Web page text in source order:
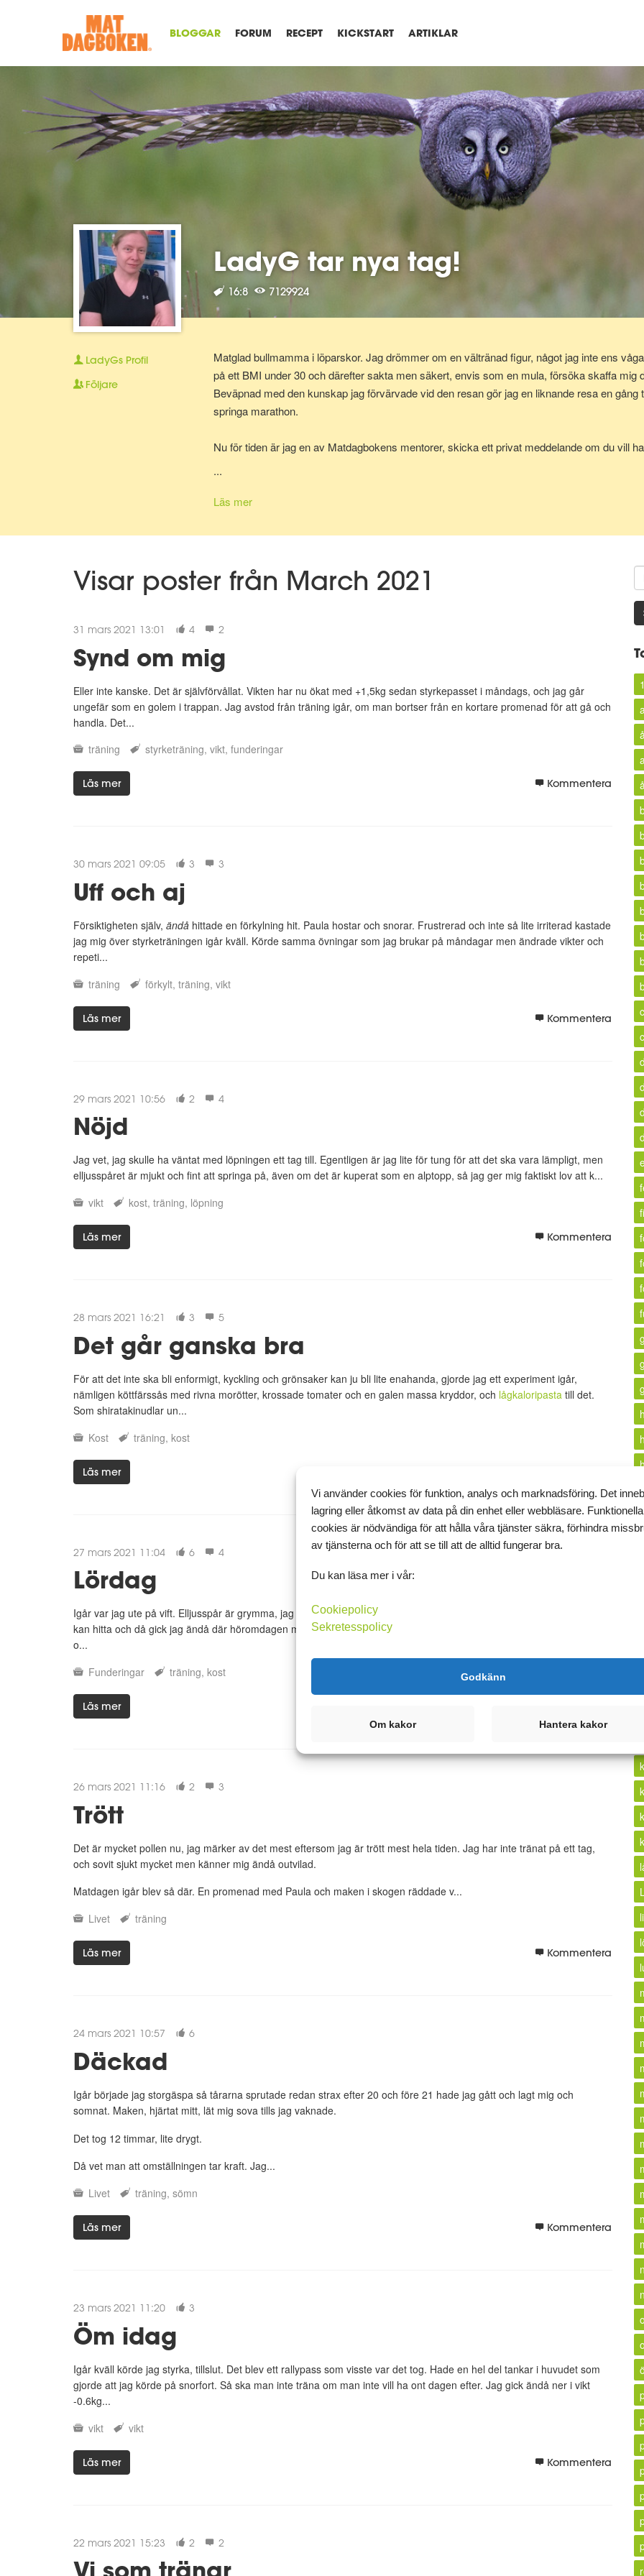
BLOGGAR FORUM RECEPT KICKSTART ARTIKLAR
LadyG tar nya tag!
16:8 7129924
Matglad bullmamma i löparskor. Jag drömmer om en vältränad figur, något jag inte ens
på ett BMI under 30 och därefter sakta men säkert, envis som en mula, försöka skaffa mig
Beväpnad med den kunskap jag förvärvade vid den resan gör jag en liknande resa en
springa marathon.
Nu för tiden är jag en av Matdagbokens mentorer, skicka ett privat meddelande om du vill
...
Läs mer
LadyGs Profil
Följare
Visar poster från March 2021
31 mars 2021 13:01 4 2
Synd om mig
Eller inte kanske. Det är självförvållat. Vikten har nu ökat med +1,5kg sedan styrkepasset i måndags, och jag går
ungefär som en golem i trappan. Jag avstod från träning igår, om man bortser från en kortare promenad för att gå och
handla. Det...
träning
styrketräning vikt funderingar
Läs mer Kommentera
30 mars 2021 09:05 3 3
Uff och aj
Försiktigheten själv, ändå hittade en förkylning hit. Paula hostar och snorar. Frustrerad och inte så lite irriterad kastade
jag mig över styrketräningen igår kväll. Körde samma övningar som jag brukar på måndagar men ändrade vikter och
repeti...
träning
förkylt träning vikt
Läs mer Kommentera
29 mars 2021 10:56 2 4
Nöjd
Jag vet, jag skulle ha väntat med löpningen ett tag till. Egentligen är jag lite för tung för att det ska vara lämpligt, men
elljusspåret är mjukt och fint att springa på, även om det är kuperat som en alptopp, så jag ger mig faktiskt lov att k...
vikt
kost träning löpning
Läs mer Kommentera
28 mars 2021 16:21 3 5
Det går ganska bra
För att det inte ska bli enformigt, kyckling och grönsaker kan ju bli lite enahanda, gjorde jag ett experiment igår,
nämligen köttfärssås med rivna morötter, krossade tomater och en galen massa kryddor, och lågkaloripasta till det.
Som shiratakinudlar un...
Kost
träning kost
Läs mer
27 mars 2021 11:04 6 4
Lördag
Igår var jag ute på vift. Elljusspår är grymma, jag hade glömt att de alltid drar elljusspåren över de värsta knallar de
kan hitta och då gick jag ändå där höromdagen med familjen. Plötsligt ska jag till att springa där... Men runt kom jag
o...
Funderingar
träning kost
Läs mer
26 mars 2021 11:16 2 3
Trött
Det är mycket pollen nu, jag märker av det mest eftersom jag är trött mest hela tiden. Jag har inte tränat på ett tag,
och sovit sjukt mycket men känner mig ändå outvilad.
Matdagen igår blev så där. En promenad med Paula och maken i skogen räddade v...
Livet
träning
Läs mer Kommentera
24 mars 2021 10:57 6
Däckad
Igår började jag storgäspa så tårarna sprutade redan strax efter 20 och före 21 hade jag gått och lagt mig och
somnat. Maken, hjärtat mitt, lät mig sova tills jag vaknade.
Det tog 12 timmar, lite drygt.
Då vet man att omställningen tar kraft. Jag...
Livet
träning sömn
Läs mer Kommentera
23 mars 2021 11:20 3
Öm idag
Igår kväll körde jag styrka, tillslut. Det blev ett rallypass som visste var det tog. Hade en hel del tankar i huvudet som
gjorde att jag körde på snorfort. Så ska man inte träna om man inte vill ha ont dagen efter. Jag gick ändå ner i vikt
-0.6kg...
vikt
vikt
Läs mer Kommentera
22 mars 2021 15:23 2 2
Vi använder cookies för funktion, analys och marknadsföring. Det
lagring eller åtkomst av data på din enhet eller webbläsare. Funktionella
cookies är nödvändiga för att hålla våra tjänster säkra, förhindra
av tjänsterna och för att se till att de alltid fungerar bra.
Du kan läsa mer i vår:
Cookiepolicy
Sekretesspolicy
Godkänn
Om kakor Hantera kakor